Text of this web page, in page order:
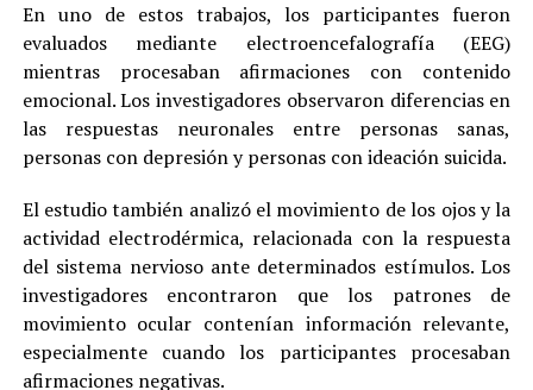
En uno de estos trabajos, los participantes fueron
evaluados mediante electroencefalografía (EEG)
mientras procesaban afirmaciones con contenido
emocional. Los investigadores observaron diferencias en
las respuestas neuronales entre personas sanas,
personas con depresión y personas con ideación suicida.
El estudio también analizó el movimiento de los ojos y la
actividad electrodérmica, relacionada con la respuesta
del sistema nervioso ante determinados estímulos. Los
investigadores encontraron que los patrones de
movimiento ocular contenían información relevante,
especialmente cuando los participantes procesaban
afirmaciones negativas.